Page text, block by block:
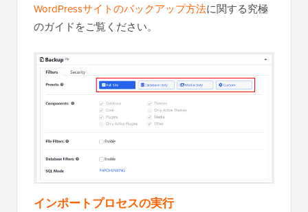
WordPressサイトのバックアップ方法に関する究極
のガイドをご覧ください。
インポートプロセスの実行